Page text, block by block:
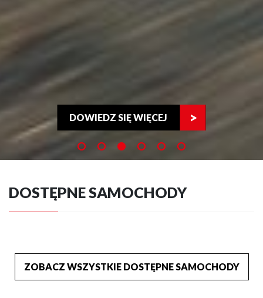
DOWIEDZ SIĘ WIĘCEJ
DOSTĘPNE SAMOCHODY
ZOBACZ WSZYSTKIE DOSTĘPNE SAMOCHODY